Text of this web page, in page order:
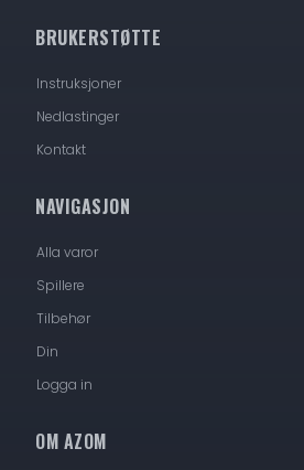
BRUKERSTØTTE
Instruksjoner
Nedlastinger
Kontakt
NAVIGASJON
Alla varor
Spillere
Tilbehør
Din
Logga in
OM AZOM